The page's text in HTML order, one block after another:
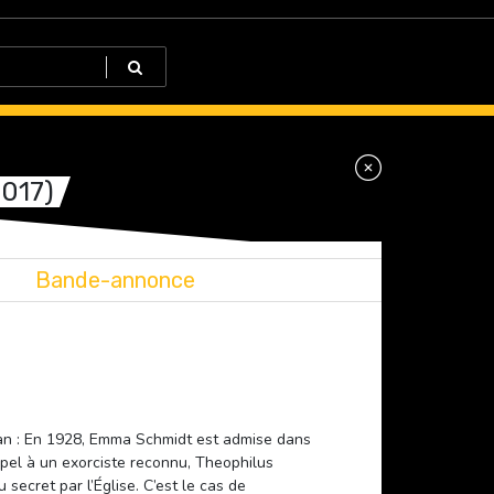
Bande-annonce
: En 1928, Emma Schmidt est admise dans
à un exorciste reconnu, Theophilus
par l’Église. C’est le cas de